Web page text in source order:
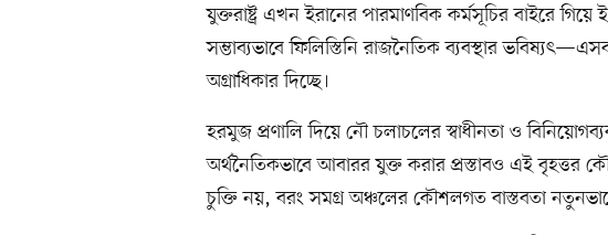
যুক্তরাষ্ট্র এখন ইরানের পারমাণবিক কর্মসূচির বাইরে
সম্ভাব্যভাবে ফিলিস্তিনি রাজনৈতিক ব্যবস্থার
অগ্রাধিকার দিচ্ছে।
হরমুজ প্রণালি দিয়ে নৌ চলাচলের স্বাধীনতা ও
অর্থনৈতিকভাবে আবারর যুক্ত করার প্রস্তাবও এই বৃহত্তর
চুক্তি নয়, বরং সমগ্র অঞ্চলের কৌশলগত বাস্তবতা